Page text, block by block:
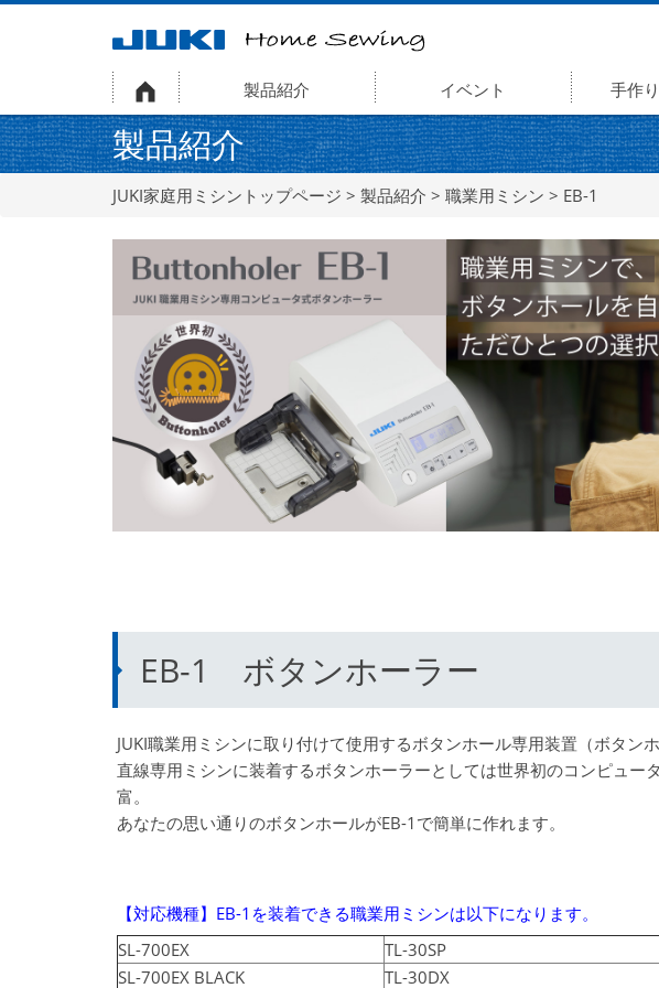
製品紹介 イベント 手作
製品紹介
JUKI家庭用ミシントップページ > 製品紹介 > 職業用ミシン > EB-1
EB-1 ボタンホーラー
JUKI職業用ミシンに取り付けて使用するボタンホール専用装置（ボタンホ
直線専用ミシンに装着するボタンホーラーとしては世界初のコンピュー
富。
あなたの思い通りのボタンホールがEB-1で簡単に作れます。
【対応機種】EB-1を装着できる職業用ミシンは以下になります。
SL-700EX
TL-30SP
SL-700EX BLACK
TL-30DX